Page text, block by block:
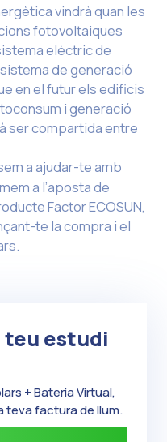
vindrà quan les
fotovoltaiques
elèctric de
de generació
en el futur els edificis
i generació
ser compartida entre
a ajudar-te amb
a l’aposta de
Factor ECOSUN,
te la compra i el
teu estudi
+ Bateria Virtual,
teva factura de llum.